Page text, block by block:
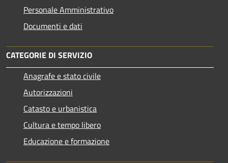
Personale Amministrativo
Documenti e dati
CATEGORIE DI SERVIZIO
Anagrafe e stato civile
Autorizzazioni
Catasto e urbanistica
Cultura e tempo libero
Educazione e formazione